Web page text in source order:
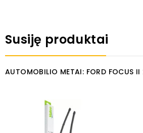
Susiję produktai
AUTOMOBILIO METAI: FORD FOCUS